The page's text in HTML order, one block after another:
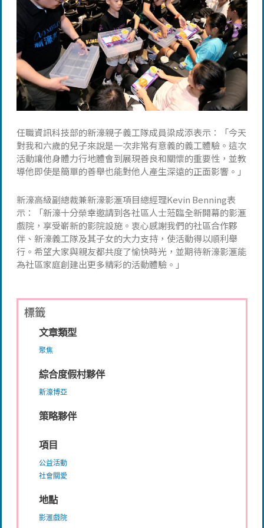
任職資訊科技部的新濠親子義工隊成員梁成添表示：「今天
對我和六歲的兒子來說是一次非常有意義的義工體驗。這次
活動讓他身體力行地體會到展現善良和關懷的重要性，並教
導他即使是簡單的善舉也能對他人產生深遠的正面影響。」
新濠高級副總裁兼新濠影滙項目總經理Kevin Benning表
示：「新濠十分榮幸邀請到各社區人士蒞臨全新開幕的影滙
戲院，享受嶄新的影院設施。衷心感謝我們的社區合作夥
伴、新濠義工隊及其子女的大力支持，使活動得以順利舉
行。希望大家與親友都共度了愉快時光，並期待新濠影滙能
為社區家庭創建出更多精彩的活動體驗。」
標籤
文章類型
聚焦
綜合度假村夥伴
新濠博亞
策略夥伴
項目
公益活動
社會關愛
地點
影滙戲院